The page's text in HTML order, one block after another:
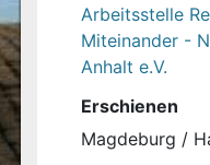
Arbeitsstelle
Miteinander -
Anhalt e.V.
Erschienen
Magdeburg /